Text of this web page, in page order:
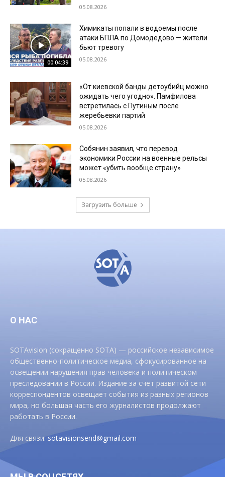
05.08.2026
00:04:39
Химикаты попали в водоемы после
атаки БПЛА по Домодедово — жители
бьют тревогу
05.08.2026
«От киевской банды детоубийц можно
ожидать чего угодно». Памфилова
встретилась с Путиным после
жеребьевки партий
05.08.2026
Собянин заявил, что перевод
экономики России на военные рельсы
может «убить вообще страну»
05.08.2026
Загрузить больше
О НАС
SOTAvision (сокращенно SOTA) — российское независимое
общественно-политическое медиа, сфокусированное на
освещении нарушения прав человека и политическом
преследовании в России. Издание за счет развитой сети
корреспондентов освещает события из разных регионов
мира, но большая часть его журналистов продолжают
работать в России.
Для связи:sotavisionsend@gmail.com